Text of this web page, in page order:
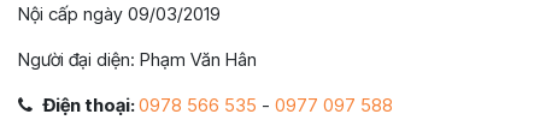
Nội cấp ngày 09/03/2019
Người đại diện: Phạm Văn Hân
Điện thoại:0978 566 535 - 0977 097 588